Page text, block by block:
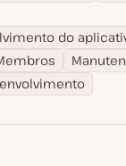
do